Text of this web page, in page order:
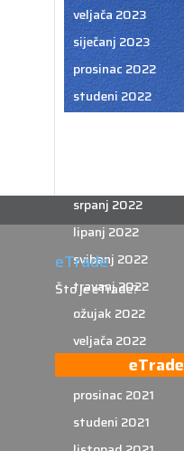
veljača 2023
siječanj 2023
prosinac 2022
studeni 2022
srpanj 2022
lipanj 2022
svibanj 2022
travanj 2022
ožujak 2022
veljača 2022
siječanj 2022
prosinac 2021
studeni 2021
eTrade
Što je eTrade?
eTrade